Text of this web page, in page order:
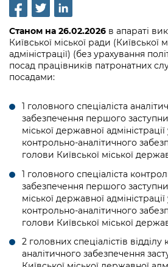
Рішення та розпорядження
Проєкти розпоряджень, що
перебувають на погодженні
Рішення Київради
Графік роботи та прийому
Вакансії
Статистика
Звернення громадян
Регуляторна діяльність
Промисловість і наука Києва
Освіта та навчальні заклади
Дороги, транспорт та
Навколишнє середовище
Культура, спорт, дозвілля
Бізнес та ліцензування
Безпека та правопорядок
Ритуальні послуги
Іноземцям / For foreigners
Пам'ятки культурної
Громадська експертиза
Громадський бюджет
Консультації з громадськістю
Петиції
Відкритий бюджет
Допомога учасникам АТО
Рада з питань внутрішньо
осіб при Київській міській
адміністрації
Інформація з обмеженим
Подати запит онлайн
Проекти нормативно-
Нормативна база
Питання і відповіді про
інформацію
Порядок оскарження рішень,
бездіяльності розпорядників
Звіти про опрацювання
Інформація для споживачів
Медіагалерея
Підписатися на новини та
КМДА / Subscribe to
from the KCSA
Accreditation process
Подати журналістський
Submitting a media request
Зйомки в лікарнях в умовах
стану / Rules for media
hospitals at work under
Контакти для медіа /
media
Портал Послуг
Станом на 26.02.2026 в апараті
Київської міської ради (Київської
адміністрації) (без урахування
посад працівників патронатних
посадами:
1 головного спеціаліста
забезпечення першого
міської державної
контрольно-аналітичного
голови Київської міської
1 головного спеціаліста
забезпечення першого
міської державної
контрольно-аналітичного
голови Київської міської
2 головних спеціалістів
аналітичного забезпечення